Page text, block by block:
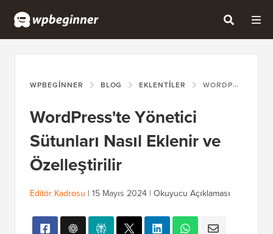
WPBEGINNER BLOG EKLENTILER WORDPRESS'TE YÖNETICI SÜTUNLARI NASIL EKLENIR VE ÖZELLEŞTIRILIR
WordPress'te Yönetici
Sütunları Nasıl Eklenir ve
Özelleştirilir
Editör Kadrosu | 15 Mayıs 2024 | Okuyucu Açıklaması